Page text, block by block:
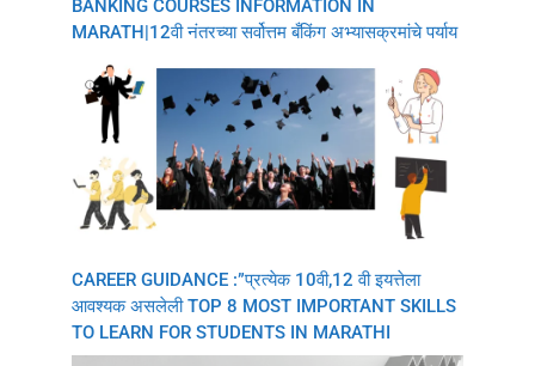
BANKING COURSES INFORMATION IN
MARATH|12वी नंतरच्या सर्वोत्तम बँकिंग अभ्यासक्रमांचे पर्याय
CAREER GUIDANCE :”प्रत्येक 10वी,12 वी इयत्तेला
आवश्यक असलेली TOP 8 MOST IMPORTANT SKILLS
TO LEARN FOR STUDENTS IN MARATHI